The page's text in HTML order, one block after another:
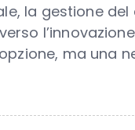
la gestione
ma una